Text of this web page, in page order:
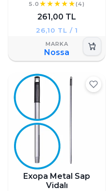
5.0 (4)
261,00 TL
26,10 TL / 1
Nossa
Exopa Metal Sap
Vidalı